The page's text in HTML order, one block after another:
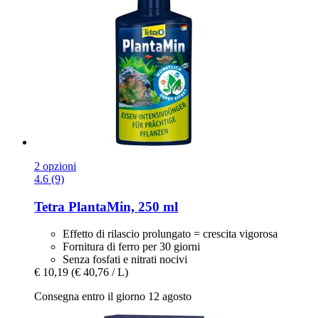
2 opzioni
4.6 (9)
Tetra PlantaMin, 250 ml
Effetto di rilascio prolungato = crescita vigorosa
Fornitura di ferro per 30 giorni
Senza fosfati e nitrati nocivi
€ 10,19 (€ 40,76 / L)
Consegna entro il giorno 12 agosto